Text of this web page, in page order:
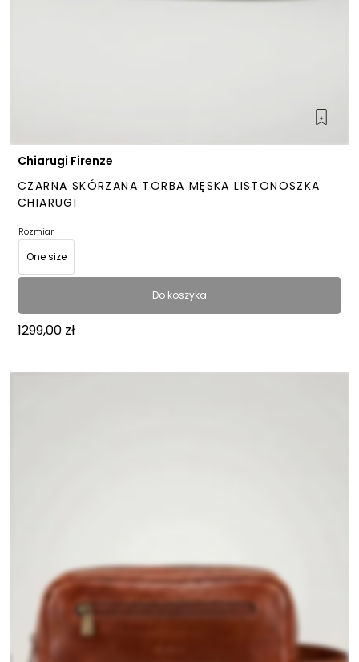
Chiarugi Firenze
CZARNA SKÓRZANA TORBA MĘSKA LISTONOSZKA
CHIARUGI
Rozmiar
One size
Do koszyka
1299,00 zł